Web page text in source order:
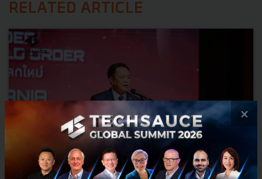
RELATED ARTICLE
×